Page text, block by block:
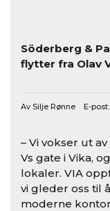
Söderberg &
flytter fra Olav
Av Silje Rønne E-post:
– Vi vokser ut
Vs gate i Vika,
lokaler. VIA
vi gleder oss til
moderne